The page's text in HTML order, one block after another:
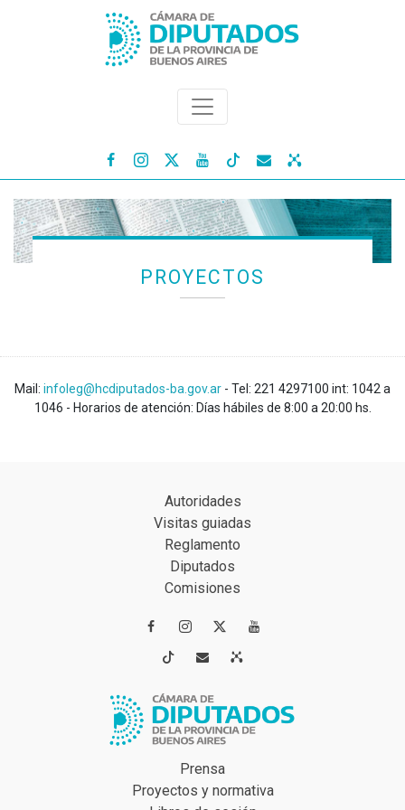
   
PROYECTOS
Mail: infoleg@hcdiputados-ba.gov.ar - Tel: 221 4297100 int: 1042 a
1046 - Horarios de atención: Días hábiles de 8:00 a 20:00 hs.
Autoridades
Visitas guiadas
Reglamento
Diputados
Comisiones
 
 
Prensa
Proyectos y normativa